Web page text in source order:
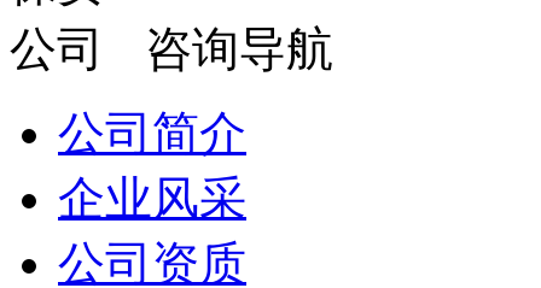
咨询导航
公司简介
企业风采
公司资质